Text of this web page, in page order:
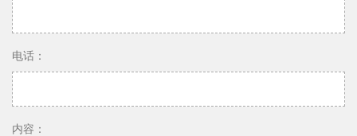
电话：
内容：